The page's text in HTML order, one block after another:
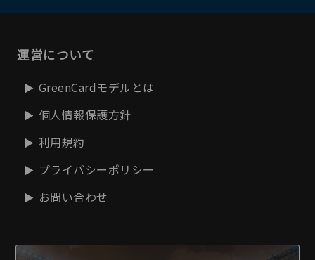
運営について
GreenCardモデルとは
個人情報保護方針
利用規約
プライバシーポリシー
お問い合わせ